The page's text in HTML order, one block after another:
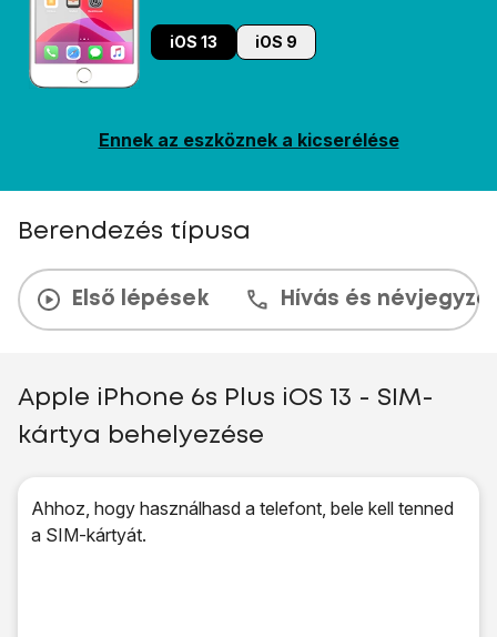
iOS 13 iOS 9
Ennek az eszköznek a kicserélése
Berendezés típusa
Első lépések Hívás és
Apple iPhone 6s Plus iOS 13 - SIM-
kártya behelyezése
Ahhoz, hogy használhasd a telefont, bele kell tenned
a SIM-kártyát.